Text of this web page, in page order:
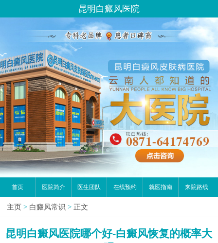
昆明白癜风医院
首页 医院简介 医生团队 在线预约 就医指南 来院路线
主页 > 白癜风常识 > 正文
昆明白癜风医院哪个好-白癜风恢复的概率大